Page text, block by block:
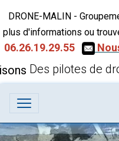
DRONE-MALIN -
plus d'informations ou
06.26.19.29.55
Des pilotes de